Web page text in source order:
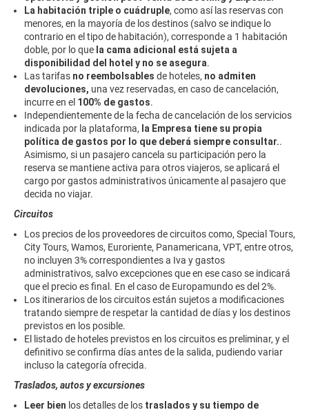
La habitación triple o cuádruple, como así las reservas con
menores, en la mayoría de los destinos (salvo se indique lo
contrario en el tipo de habitación), corresponde a 1 habitación
doble, por lo que la cama adicional está sujeta a
disponibilidad del hotel y no se asegura.
Las tarifas no reembolsables de hoteles, no admiten
devoluciones, una vez reservadas, en caso de cancelación,
incurre en el 100% de gastos.
Independientemente de la fecha de cancelación de los servicios
indicada por la plataforma, la Empresa tiene su propia
política de gastos por lo que deberá siempre consultar..
Asimismo, si un pasajero cancela su participación pero la
reserva se mantiene activa para otros viajeros, se aplicará el
cargo por gastos administrativos únicamente al pasajero que
decida no viajar.
Circuitos
Los precios de los proveedores de circuitos como, Special Tours,
City Tours, Wamos, Euroriente, Panamericana, VPT, entre otros,
no incluyen 3% correspondientes a Iva y gastos
administrativos, salvo excepciones que en ese caso se indicará
que el precio es final. En el caso de Europamundo es del 2%.
Los itinerarios de los circuitos están sujetos a modificaciones
tratando siempre de respetar la cantidad de días y los destinos
previstos en los posible.
El listado de hoteles previstos en los circuitos es preliminar, y el
definitivo se confirma días antes de la salida, pudiendo variar
incluso la categoría ofrecida.
Traslados, autos y excursiones
Leer bien los detalles de los traslados y su tiempo de